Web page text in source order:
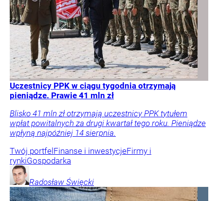
Uczestnicy PPK w ciągu tygodnia otrzymają
pieniądze. Prawie 41 mln zł
Blisko 41 mln zł otrzymają uczestnicy PPK tytułem
wpłat powitalnych za drugi kwartał tego roku. Pieniądze
wpłyną najpóźniej 14 sierpnia.
Twój portfelFinanse i inwestycjeFirmy i
rynkiGospodarka
Radosław Święcki